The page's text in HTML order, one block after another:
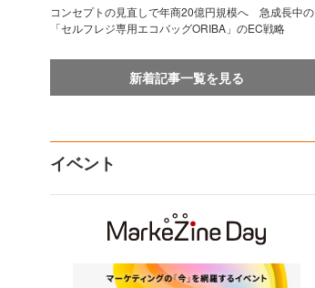
コンセプトの見直しで年商20億円規模へ 急成長中の
「セルフレジ専用エコバッグORIBA」のEC戦略
新着記事一覧を見る
イベント